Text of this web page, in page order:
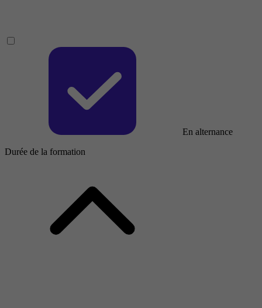
En alternance
Durée de la formation